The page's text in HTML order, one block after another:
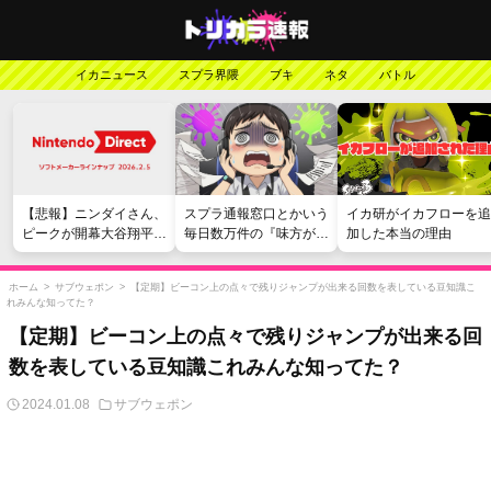
イカニュース スプラ界隈 ブキ ネタ バトル
【悲報】ニンダイさん、
ピークが開幕大谷翔平の
がっかりダイレクトだっ
たと言われてしまう
スプラ通報窓口とかいう
毎日数万件の『味方が弱
い』愚痴を読まされる苦
行
イカ研がイカフローを追
加した本当の理由
ホーム > サブウェポン >
【定期】ビーコン上の点々で残りジャンプが出来る回数を表している豆知識こ
れみんな知ってた？
【定期】ビーコン上の点々で残りジャンプが出来る回
数を表している豆知識これみんな知ってた？
2024.01.08 サブウェポン